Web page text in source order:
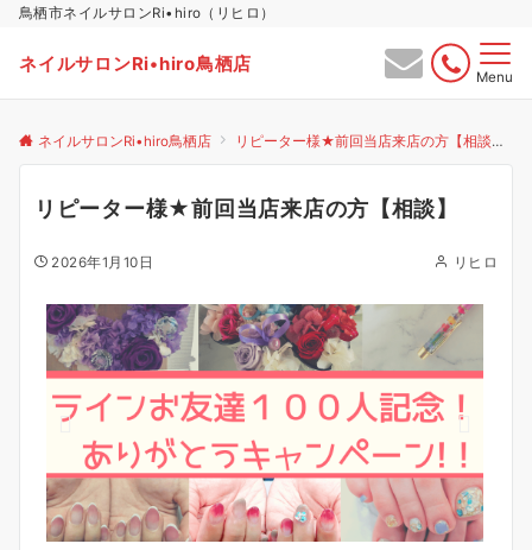
鳥栖市ネイルサロンRi•hiro（リヒロ）
ネイルサロンRi•hiro鳥栖店
Menu
ネイルサロンRi•hiro鳥栖店 リピーター様★前回当店来店の方【相談】
リピーター様★前回当店来店の方【相談】
2026年1月10日 リヒロ